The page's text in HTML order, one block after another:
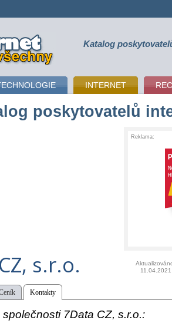
Katalog
INTERNET
poskytovatelů
Reklama:
s.r.o.
11.04.2021
Kontakty
7Data CZ, s.r.o.: